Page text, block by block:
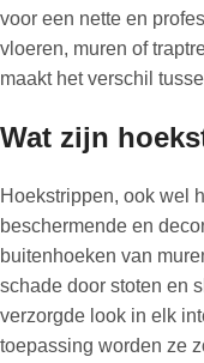
voor een nette en
vloeren, muren of
maakt het verschil
Wat zijn
Hoekstrippen, ook wel
beschermende en
buitenhoeken van
schade door stoten en
verzorgde look in elk
toepassing worden ze